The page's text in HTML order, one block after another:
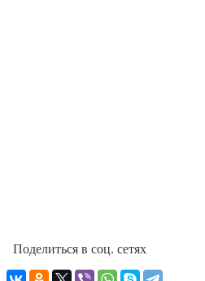
Поделиться в соц. сетях